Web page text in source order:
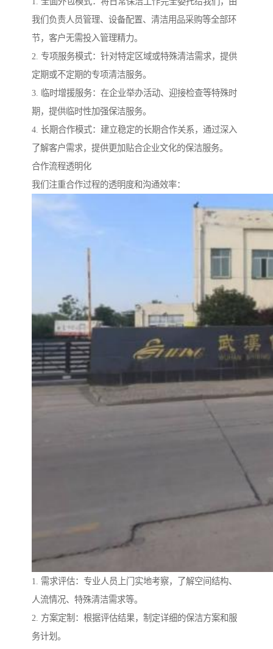
我们负责人员管理、设备配置、清洁用品采购等全部环
节，客户无需投入管理精力。
2. 专项服务模式：针对特定区域或特殊清洁需求，提供
定期或不定期的专项清洁服务。
3. 临时增援服务：在企业举办活动、迎接检查等特殊时
期，提供临时性加强保洁服务。
4. 长期合作模式：建立稳定的长期合作关系，通过深入
了解客户需求，提供更加贴合企业文化的保洁服务。
合作流程透明化
我们注重合作过程的透明度和沟通效率：
1. 需求评估：专业人员上门实地考察，了解空间结构、
人流情况、特殊清洁需求等。
2. 方案定制：根据评估结果，制定详细的保洁方案和服
务计划。